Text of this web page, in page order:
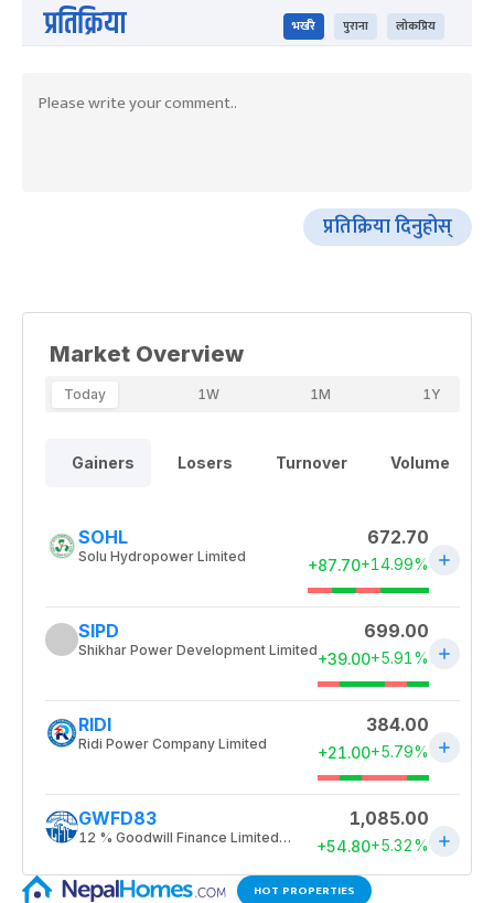
प्रतिक्रिया भर्खरै पुराना लोकप्रिय
प्रतिक्रिया दिनुहोस्
HOT PROPERTIES